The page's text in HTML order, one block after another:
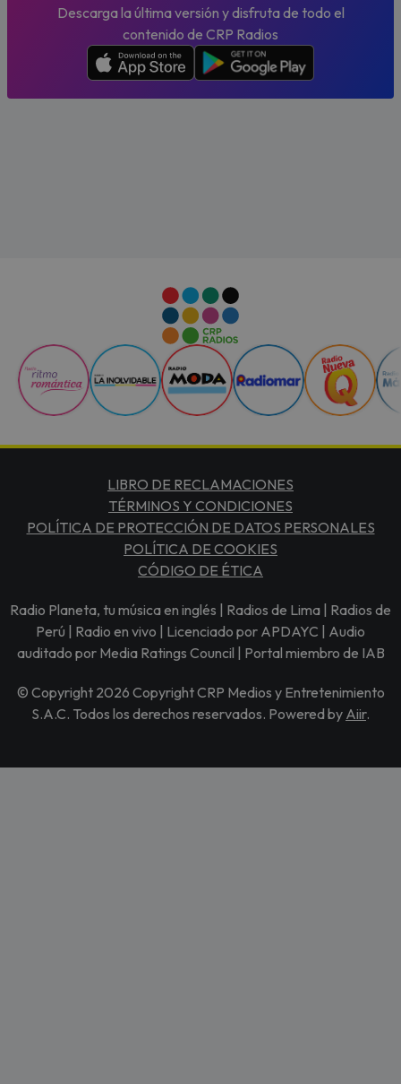
Descarga la última versión y disfruta de todo el
contenido de CRP Radios
LIBRO DE RECLAMACIONES
TÉRMINOS Y CONDICIONES
POLÍTICA DE PROTECCIÓN DE DATOS PERSONALES
POLÍTICA DE COOKIES
CÓDIGO DE ÉTICA
Radio Planeta, tu música en inglés | Radios de Lima | Radios de
Perú | Radio en vivo | Licenciado por APDAYC | Audio
auditado por Media Ratings Council | Portal miembro de IAB
© Copyright 2026 Copyright CRP Medios y Entretenimiento
S.A.C. Todos los derechos reservados. Powered by Aiir.